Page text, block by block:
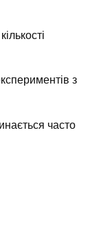
з
часто